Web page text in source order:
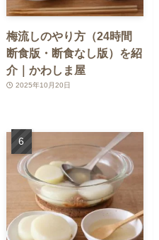
梅流しのやり方（24時間
断食版・断食なし版）を紹
介｜かわしま屋
2025年10月20日